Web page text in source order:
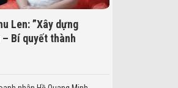
Len: ”Xây dựng
– Bí quyết thành